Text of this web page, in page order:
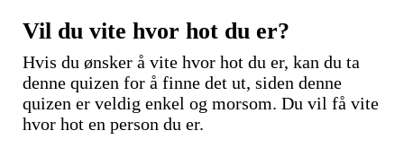
Vil du vite hvor hot du er?
Hvis du ønsker å vite hvor hot du er, kan du ta
denne quizen for å finne det ut, siden denne
quizen er veldig enkel og morsom. Du vil få vite
hvor hot en person du er.